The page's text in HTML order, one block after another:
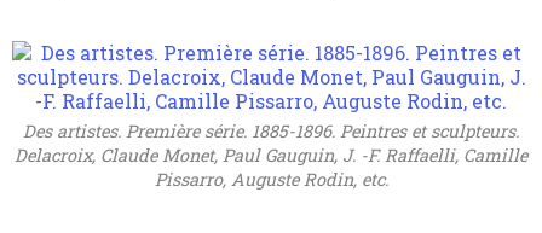
Des artistes. Première série. 1885-1896. Peintres et sculpteurs.
Delacroix, Claude Monet, Paul Gauguin, J. -F. Raffaelli, Camille
Pissarro, Auguste Rodin, etc.‎